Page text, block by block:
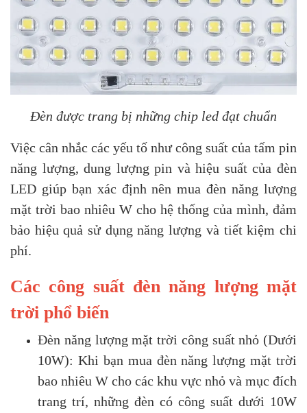
Đèn được trang bị những chip led đạt chuẩn
Việc cân nhắc các yếu tố như công suất của tấm pin
năng lượng, dung lượng pin và hiệu suất của đèn
LED giúp bạn xác định nên mua đèn năng lượng
mặt trời bao nhiêu W cho hệ thống của mình, đảm
bảo hiệu quả sử dụng năng lượng và tiết kiệm chi
phí.
Các công suất đèn năng lượng mặt
trời phổ biến
Đèn năng lượng mặt trời công suất nhỏ (Dưới
10W): Khi bạn mua đèn năng lượng mặt trời
bao nhiêu W cho các khu vực nhỏ và mục đích
trang trí, những đèn có công suất dưới 10W